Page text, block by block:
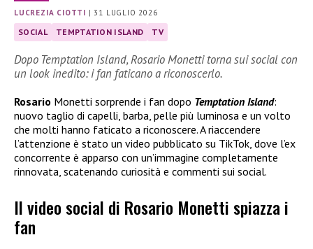
LUCREZIA CIOTTI |31 LUGLIO 2026
SOCIAL TEMPTATION ISLAND TV
Dopo Temptation Island, Rosario Monetti torna sui social con
un look inedito: i fan faticano a riconoscerlo.
Rosario Monetti sorprende i fan dopo Temptation Island:
nuovo taglio di capelli, barba, pelle più luminosa e un volto
che molti hanno faticato a riconoscere. A riaccendere
l’attenzione è stato un video pubblicato su TikTok, dove l’ex
concorrente è apparso con un’immagine completamente
rinnovata, scatenando curiosità e commenti sui social.
Il video social di Rosario Monetti spiazza i
fan